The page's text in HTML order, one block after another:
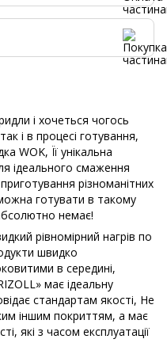
і хочеться чогось
і в процесі готування,
WOK, Її унікальна
ідеального смаження
різноманітних
можна готувати в такому
немає!
рівномірний нагрів по
швидко
в середині,
має ідеальну
стандартам якості, Не
іншим покриттям, а має
які з часом експлуатації